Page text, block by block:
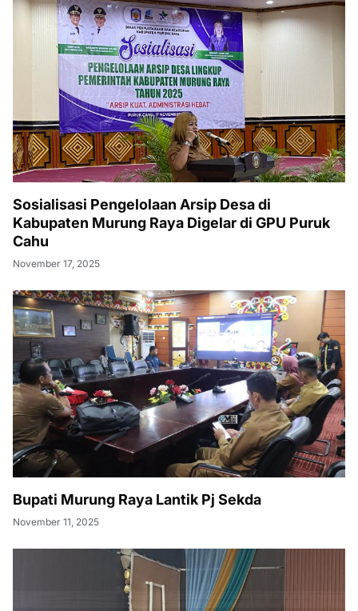
Sosialisasi Pengelolaan Arsip Desa di
Kabupaten Murung Raya Digelar di GPU Puruk
Cahu
November 17, 2025
Bupati Murung Raya Lantik Pj Sekda
November 11, 2025